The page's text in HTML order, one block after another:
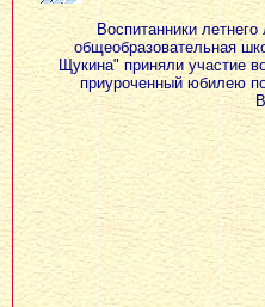
Воспитанники
общеобразовательная
Щукина" приняли участие
приуроченный юбилею